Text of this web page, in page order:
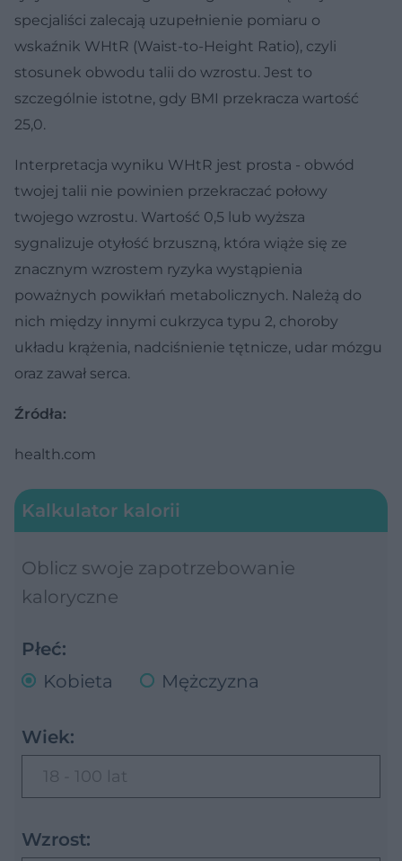
specjaliści zalecają uzupełnienie pomiaru o
wskaźnik WHtR (Waist-to-Height Ratio), czyli
stosunek obwodu talii do wzrostu. Jest to
szczególnie istotne, gdy BMI przekracza wartość
25,0.
Interpretacja wyniku WHtR jest prosta - obwód
twojej talii nie powinien przekraczać połowy
twojego wzrostu. Wartość 0,5 lub wyższa
sygnalizuje otyłość brzuszną, która wiąże się ze
znacznym wzrostem ryzyka wystąpienia
poważnych powikłań metabolicznych. Należą do
nich między innymi cukrzyca typu 2, choroby
układu krążenia, nadciśnienie tętnicze, udar mózgu
oraz zawał serca.
Źródła:
health.com
Kalkulator kalorii
Oblicz swoje zapotrzebowanie
kaloryczne
Płeć:
Kobieta
Mężczyzna
Wiek:
18 - 100 lat
Wzrost: